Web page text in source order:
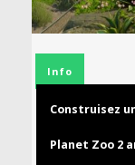
Info
Construisez
Planet Zoo 2